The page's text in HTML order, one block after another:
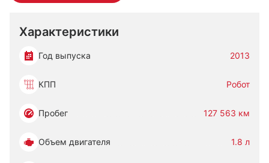
Характеристики
Год выпуска 2013
КПП Робот
Пробег 127 563 км
Объем двигателя 1.8 л